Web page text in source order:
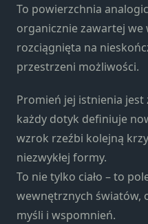
To powierzchnia
organicznie zawartej we
rozciągnięta na
przestrzeni możliwości.
Promień jej istnienia jest
każdy dotyk definiuje
wzrok rzeźbi kolejną
niezwykłej formy.
To nie tylko ciało – to
wewnętrznych światów,
myśli i wspomnień.